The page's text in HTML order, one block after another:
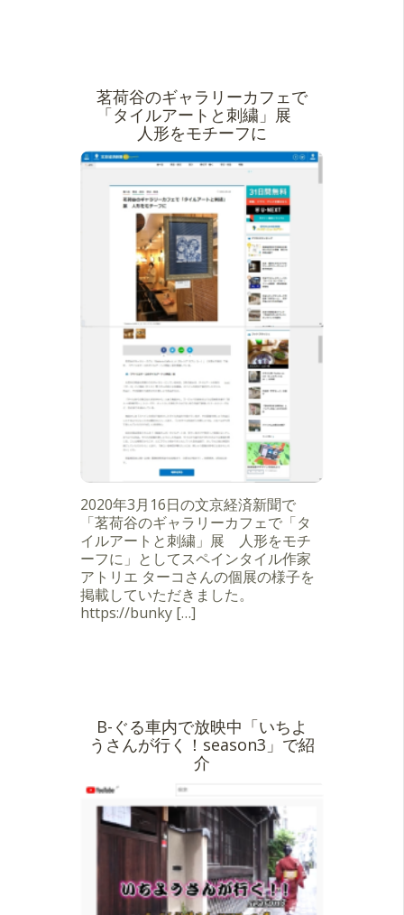
茗荷谷のギャラリーカフェで
「タイルアートと刺繍」展
人形をモチーフに
2020年3月16日の文京経済新聞で
「茗荷谷のギャラリーカフェで「タ
イルアートと刺繍」展 人形をモチ
ーフに」としてスペインタイル作家
アトリエ ターコさんの個展の様子を
掲載していただきました。
https://bunky […]
B-ぐる車内で放映中「いちよ
うさんが行く！season3」で紹
介